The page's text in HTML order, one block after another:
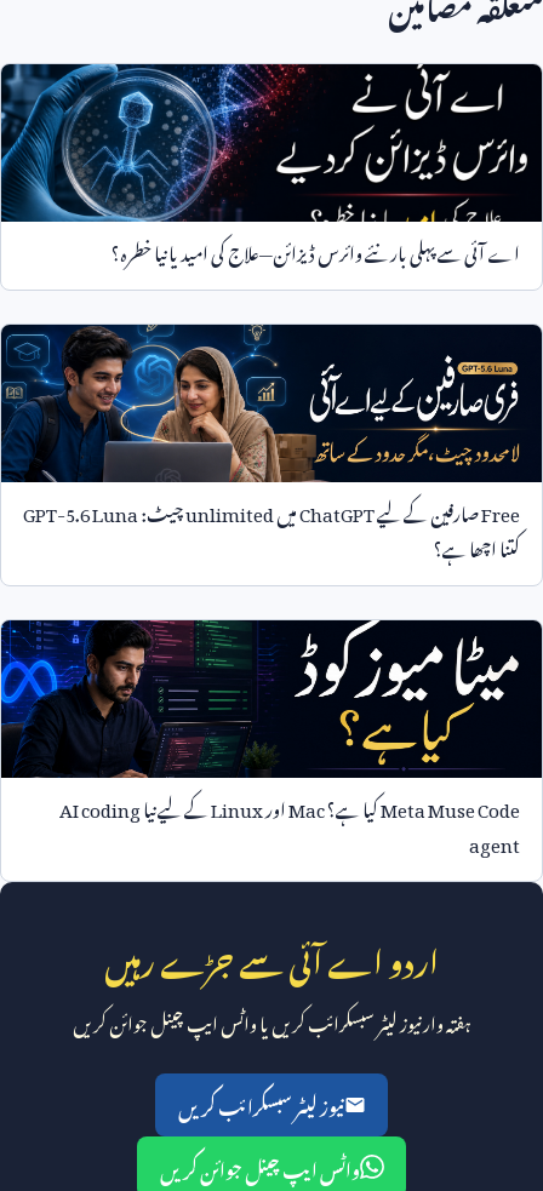
اے آئی سے پہلی بار نئے وائرس ڈیزائن—علاج کی امید یا نیا خطرہ؟
Freeصارفین کے لیےChatGPTمیںunlimitedچیٹ:GPT-5.6 Luna
کتنا اچھا ہے؟
Meta Muse Codeکیا ہے؟MacاورLinuxکے لیے نیاAI coding
agent
اردو اے آئی سے جڑے رہیں
ہفتہ وار نیوز لیٹر سبسکرائب کریں یا واٹس ایپ چینل جوائن کریں
نیوز لیٹر سبسکرائب کریں
واٹس ایپ چینل جوائن کریں